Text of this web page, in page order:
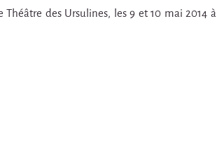
des Ursulines, les 9 et 10 mai 2014 à